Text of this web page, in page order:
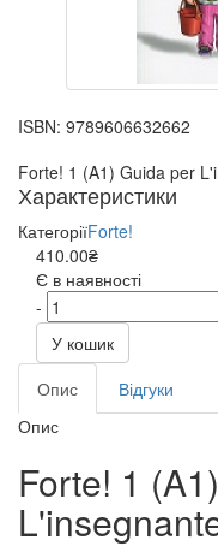
ISBN: 9789606632662
Forte! 1 (A1) Guida per
Характеристики
КатегоріїForte!
410.00₴
Є в наявності
-
У кошик
Опис
Відгуки
Опис
Forte! 1